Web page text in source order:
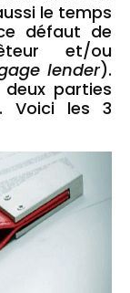
le temps
défaut de
et/ou
lender).
deux parties
Voici les 3